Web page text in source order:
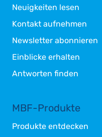
Neuigkeiten lesen
Kontakt aufnehmen
Newsletter abonnieren
Einblicke erhalten
Antworten finden
MBF-Produkte
Produkte entdecken